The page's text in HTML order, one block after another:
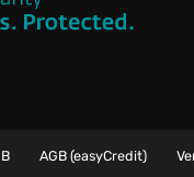
AGB (easyCredit)